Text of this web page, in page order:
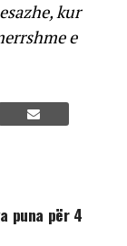
kur
e
puna për 4